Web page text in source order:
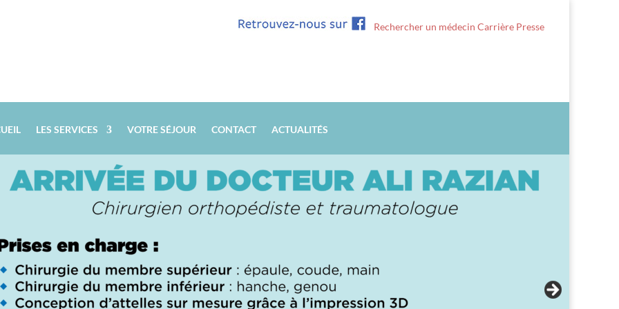
Rechercher un médecin Carrière Presse
LES SERVICES VOTRE SÉJOUR CONTACT ACTUALITÉS